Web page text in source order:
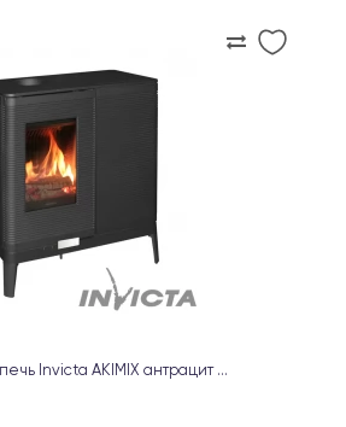
Invicta AKIMIX антрацит ...